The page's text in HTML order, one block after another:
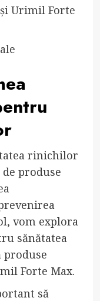
Urimil Forte
rinichilor
produse
vom explora
sănătatea
produse
Forte Max.
să